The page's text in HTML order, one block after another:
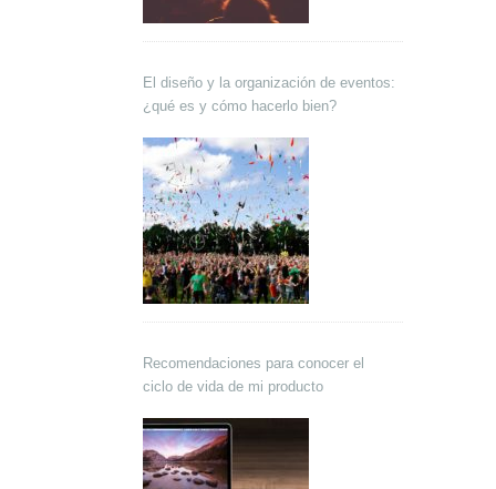
El diseño y la organización de eventos:
¿qué es y cómo hacerlo bien?
Recomendaciones para conocer el
ciclo de vida de mi producto